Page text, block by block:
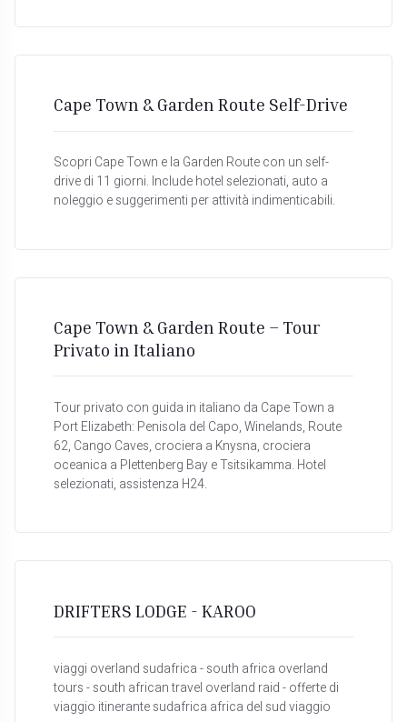
Cape Town & Garden Route Self-Drive
Scopri Cape Town e la Garden Route con un self-
drive di 11 giorni. Include hotel selezionati, auto a
noleggio e suggerimenti per attività indimenticabili.
Cape Town & Garden Route – Tour
Privato in Italiano
Tour privato con guida in italiano da Cape Town a
Port Elizabeth: Penisola del Capo, Winelands, Route
62, Cango Caves, crociera a Knysna, crociera
oceanica a Plettenberg Bay e Tsitsikamma. Hotel
selezionati, assistenza H24.
DRIFTERS LODGE - KAROO
viaggi overland sudafrica - south africa overland
tours - south african travel overland raid - offerte di
viaggio itinerante sudafrica africa del sud viaggio